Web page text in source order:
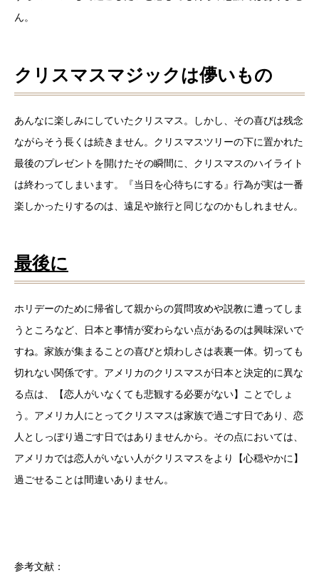
ん。
クリスマスマジックは儚いもの
あんなに楽しみにしていたクリスマス。しかし、その喜びは残念
ながらそう長くは続きません。クリスマスツリーの下に置かれた
最後のプレゼントを開けたその瞬間に、クリスマスのハイライト
は終わってしまいます。『当日を心待ちにする』行為が実は一番
楽しかったりするのは、遠足や旅行と同じなのかもしれません。
最後に
ホリデーのために帰省して親からの質問攻めや説教に遭ってしま
うところなど、日本と事情が変わらない点があるのは興味深いで
すね。家族が集まることの喜びと煩わしさは表裏一体。切っても
切れない関係です。アメリカのクリスマスが日本と決定的に異な
る点は、【恋人がいなくても悲観する必要がない】ことでしょ
う。アメリカ人にとってクリスマスは家族で過ごす日であり、恋
人としっぽり過ごす日ではありませんから。その点においては、
アメリカでは恋人がいない人がクリスマスをより【心穏やかに】
過ごせることは間違いありません。
参考文献：